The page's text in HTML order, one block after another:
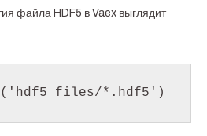
файла HDF5 в Vaex выглядит
*.hdf5')